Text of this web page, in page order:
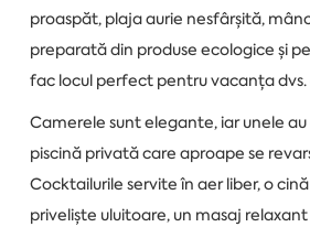
proaspăt, plaja aurie nesfârșită,
preparată din produse ecologice și
fac locul perfect pentru vacanța dvs.
Camerele sunt elegante, iar unele
piscină privată care aproape se
Cocktailurile servite în aer liber, o
priveliște uluitoare, un masaj relaxant